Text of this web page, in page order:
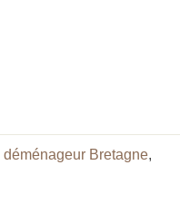
déménageur Bretagne,